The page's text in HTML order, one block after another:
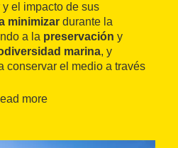
el impacto de sus
minimizar durante la
a la preservación y
marina, y
conservar el medio a través
del mar.
more